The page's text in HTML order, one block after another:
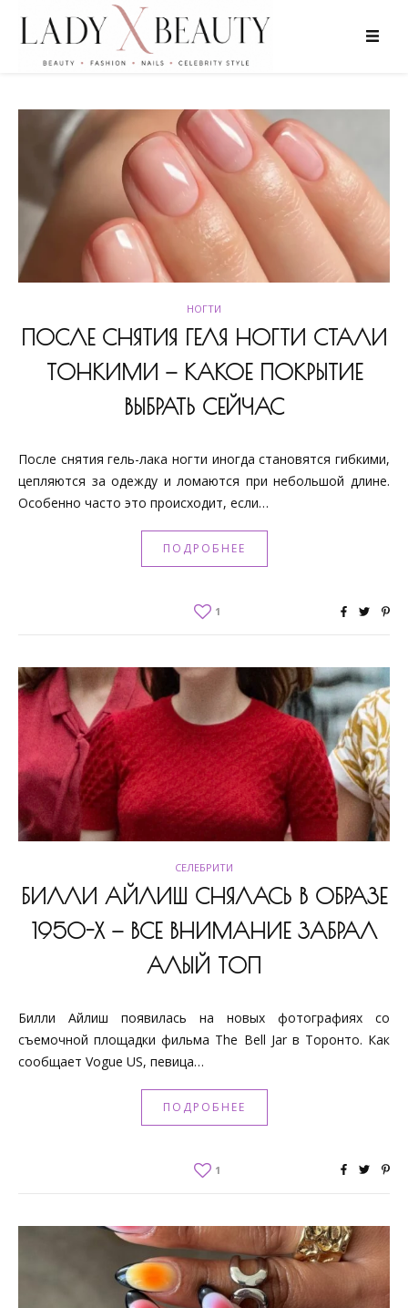
НОГТИ
ПОСЛЕ СНЯТИЯ ГЕЛЯ НОГТИ СТАЛИ
ТОНКИМИ — КАКОЕ ПОКРЫТИЕ
ВЫБРАТЬ СЕЙЧАС
После снятия гель-лака ногти иногда становятся гибкими,
цепляются за одежду и ломаются при небольшой длине.
Особенно часто это происходит, если…
ПОДРОБНЕЕ
1
СЕЛЕБРИТИ
БИЛЛИ АЙЛИШ СНЯЛАСЬ В ОБРАЗЕ
1950-Х — ВСЕ ВНИМАНИЕ ЗАБРАЛ
АЛЫЙ ТОП
Билли Айлиш появилась на новых фотографиях со
съемочной площадки фильма The Bell Jar в Торонто. Как
сообщает Vogue US, певица…
ПОДРОБНЕЕ
1